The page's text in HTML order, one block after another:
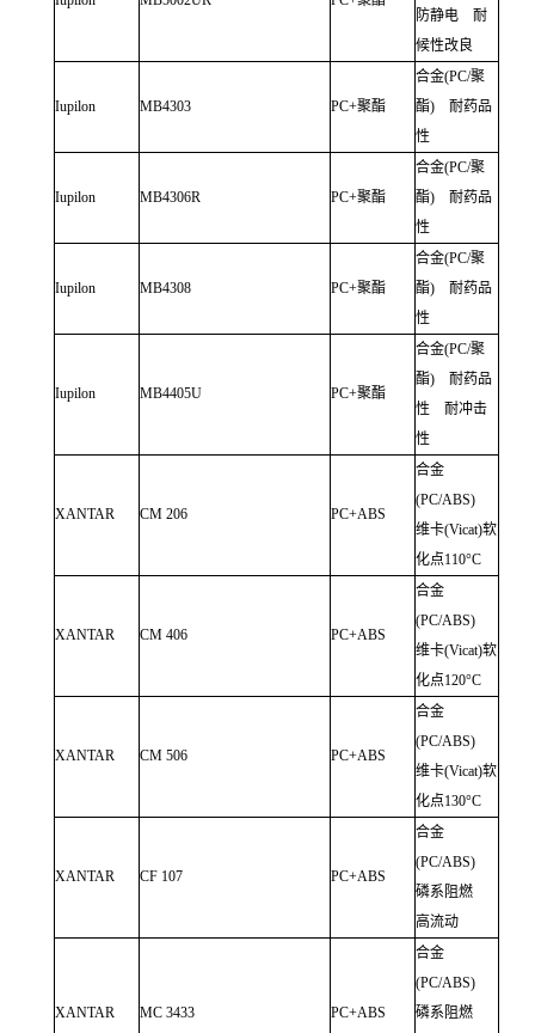
防静电 耐
候性改良
Iupilon MB4303 PC+聚酯
合金(PC/聚
酯) 耐药品
性
Iupilon MB4306R PC+聚酯
合金(PC/聚
酯) 耐药品
性
Iupilon MB4308 PC+聚酯
合金(PC/聚
酯) 耐药品
性
Iupilon MB4405U PC+聚酯
合金(PC/聚
酯) 耐药品
性 耐冲击
性
XANTAR CM 206 PC+ABS
合金
(PC/ABS)
维卡(Vicat)软
化点110°C
XANTAR CM 406 PC+ABS
合金
(PC/ABS)
维卡(Vicat)软
化点120°C
XANTAR CM 506 PC+ABS
合金
(PC/ABS)
维卡(Vicat)软
化点130°C
XANTAR CF 107 PC+ABS
合金
(PC/ABS)
磷系阻燃
高流动
XANTAR MC 3433 PC+ABS
合金
(PC/ABS)
磷系阻燃